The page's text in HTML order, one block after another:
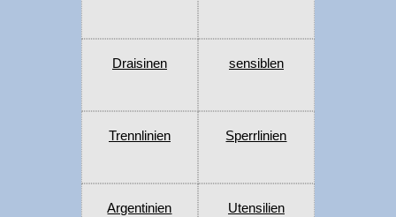
Draisinen sensiblen
Trennlinien Sperrlinien
Argentinien Utensilien